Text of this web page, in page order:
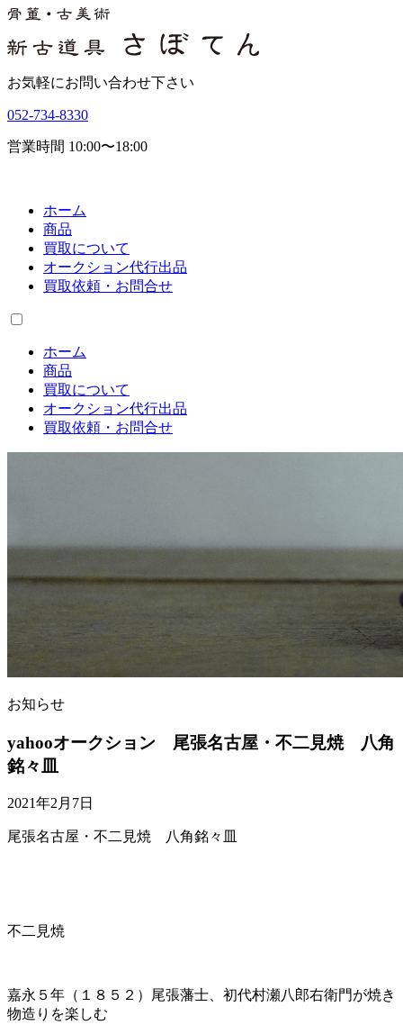
お気軽にお問い合わせ下さい
052-734-8330
営業時間 10:00〜18:00
ホーム
商品
買取について
オークション代行出品
買取依頼・お問合せ
ホーム
商品
買取について
オークション代行出品
買取依頼・お問合せ
お知らせ
yahooオークション 尾張名古屋・不二見焼 八角
銘々皿
2021年2月7日
尾張名古屋・不二見焼 八角銘々皿
不二見焼
嘉永５年（１８５２）尾張藩士、初代村瀬八郎右衛門が焼き
物造りを楽しむ